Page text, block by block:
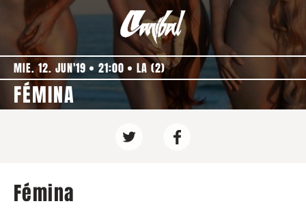
MIE. 12. JUN'19 21:00 LA (2)
FÉMINA
Fémina